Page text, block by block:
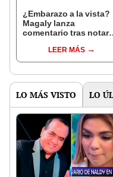
¿Embarazo a la vista?
Magaly lanza
comentario tras notar
Karla Tarazona: "Sería
irresponsable"
LEER MÁS
LO MÁS VISTO LO